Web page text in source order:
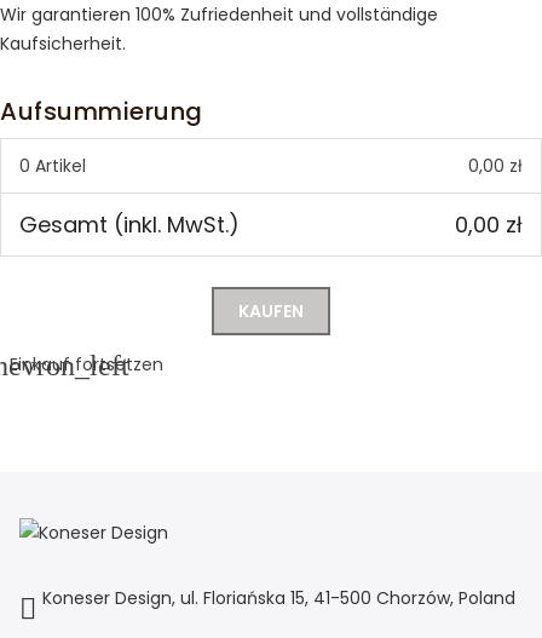
Wir garantieren 100% Zufriedenheit und vollständige
Kaufsicherheit.
Aufsummierung
0 Artikel 0,00 zł
Gesamt (inkl. MwSt.) 0,00 zł
KAUFEN
Einkauf fortsetzen
Koneser Design, ul. Floriańska 15, 41-500 Chorzów, Poland